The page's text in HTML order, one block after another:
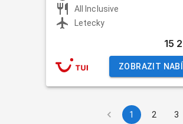
All Inclusive
Letecky
15
ZOBRAZIT
1 2 3